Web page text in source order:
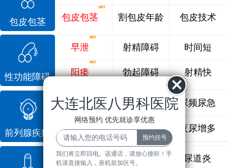
包皮包茎 包皮包茎 割包皮年龄 包皮技术
性功能障碍
早泄
阳痿
射精障碍
勃起障碍
时间短
射精快
前列腺疾病
前列腺炎 前列腺痛 尿频尿急
前列腺增生 排尿不畅 夜尿增多
龟头炎 睾丸炎 尿道炎
大连北医八男科医院
网络预约 优先就诊享优惠
我们将立即回电。该通话，请放心接听！手
机请直接输入，座机前加区号。